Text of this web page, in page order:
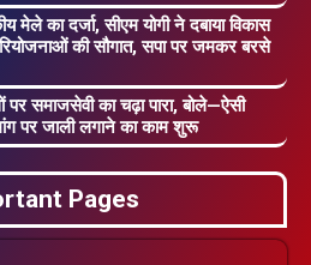
मेले का दर्जा, सीएम योगी ने दबाया विकास
की सौगात, सपा पर जमकर बरसे
समाजसेवी का चढ़ा पारा, बोले—ऐसी
पर जाली लगाने का काम शुरू
Pages